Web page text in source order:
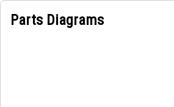
Parts Diagrams